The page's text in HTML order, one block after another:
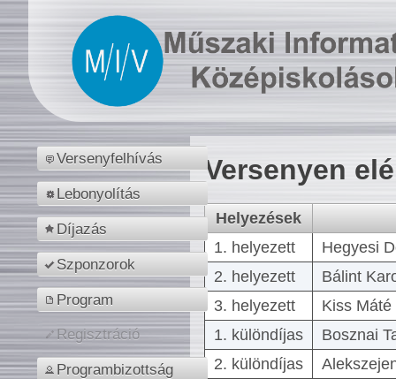
Versenyfelhívás
Lebonyolítás
Díjazás
Szponzorok
Program
Regisztráció
Programbizottság
Versenyen
Helyezések
1. helyezett
Hegyesi
2. helyezett
Bálint
3. helyezett
Kiss
1. különdíjas
Bosznai
2. különdíjas